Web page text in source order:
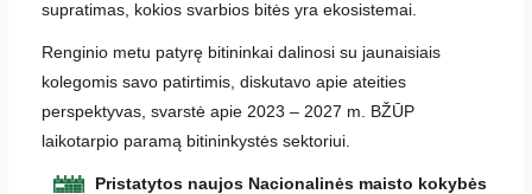
supratimas, kokios svarbios bitės yra ekosistemai.
Renginio metu patyrę bitininkai dalinosi su jaunaisiais
kolegomis savo patirtimis, diskutavo apie ateities
perspektyvas, svarstė apie 2023 – 2027 m. BŽŪP
laikotarpio paramą bitininkystės sektoriui.
Pristatytos naujos Nacionalinės maisto kokybės